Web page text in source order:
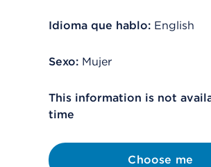
Idioma que hablo: English
Sexo: Mujer
This information is not
time
Choose me